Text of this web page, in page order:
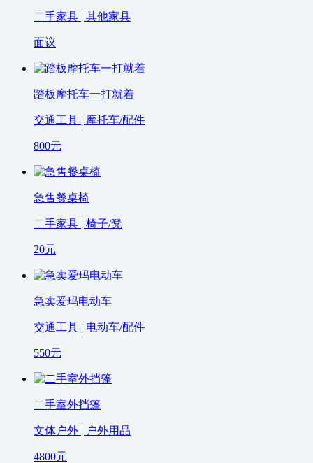
二手家具 | 其他家具
面议
踏板摩托车一打就着
交通工具 | 摩托车/配件
800元
急售餐桌椅
二手家具 | 椅子/凳
20元
急卖爱玛电动车
交通工具 | 电动车/配件
550元
二手室外挡篷
文体户外 | 户外用品
4800元